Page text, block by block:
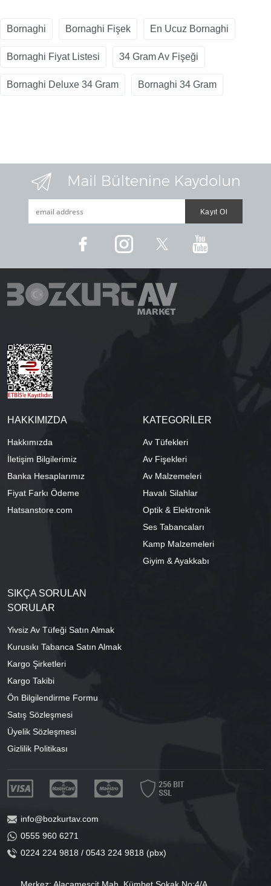
Bornaghi Bornaghi Fişek En Ucuz Bornaghi
Bornaghi Fiyat Listesi 34 Gram Av Fişeği
Bornaghi Deluxe 34 Gram Bornaghi 34 Gram
HAKKIMIZDA
Hakkımızda
İletişim Bilgilerimiz
Banka Hesaplarımız
Fiyat Farkı Ödeme
Hatsanstore.com
KATEGORİLER
Av Tüfekleri
Av Fişekleri
Av Malzemeleri
Havalı Silahlar
Optik & Elektronik
Ses Tabancaları
Kamp Malzemeleri
Giyim & Ayakkabı
SIKÇA SORULAN
SORULAR
Yivsiz Av Tüfeği Satın Almak
Kurusıkı Tabanca Satın Almak
Kargo Şirketleri
Kargo Takibi
Ön Bilgilendirme Formu
Satış Sözleşmesi
Üyelik Sözleşmesi
Gizlilik Politikası
info@bozkurtav.com
0555 960 6271
0224 224 9818 / 0543 224 9818 (pbx)